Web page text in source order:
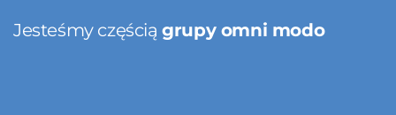
Jesteśmy częściągrupy omni modo